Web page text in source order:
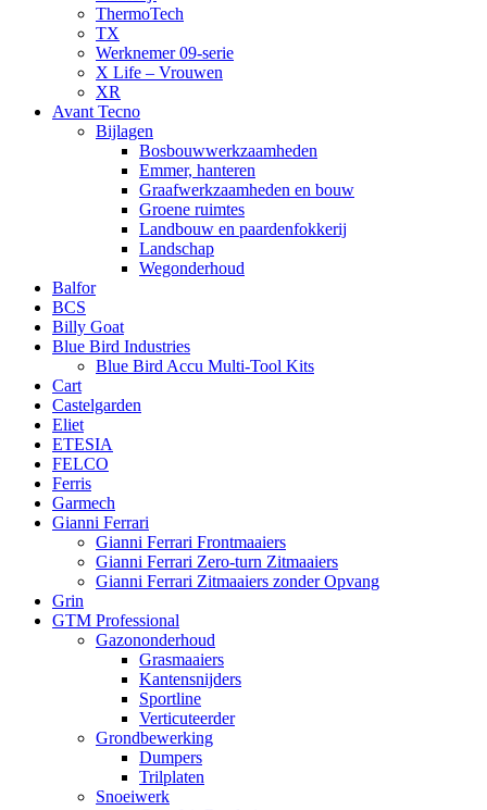
ThermoTech
TX
Werknemer 09-serie
X Life – Vrouwen
XR
Avant Tecno
Bijlagen
Bosbouwwerkzaamheden
Emmer, hanteren
Graafwerkzaamheden en bouw
Groene ruimtes
Landbouw en paardenfokkerij
Landschap
Wegonderhoud
Balfor
BCS
Billy Goat
Blue Bird Industries
Blue Bird Accu Multi-Tool Kits
Cart
Castelgarden
Eliet
ETESIA
FELCO
Ferris
Garmech
Gianni Ferrari
Gianni Ferrari Frontmaaiers
Gianni Ferrari Zero-turn Zitmaaiers
Gianni Ferrari Zitmaaiers zonder Opvang
Grin
GTM Professional
Gazononderhoud
Grasmaaiers
Kantensnijders
Sportline
Verticuteerder
Grondbewerking
Dumpers
Trilplaten
Snoeiwerk